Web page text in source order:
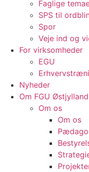
Faglige
SPS til
Spor
Veje ind og
For virksomheder
EGU
Nyheder
Om FGU Østjylland
Om os
Om os